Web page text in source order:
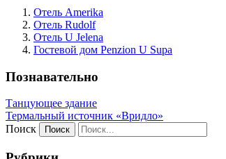
Отель Amerika
Отель Rudolf
Отель U Jelena
Гостевой дом Penzion U Supa
Познавательно
Танцующее здание
Термальный источник «Вридло»
Поиск